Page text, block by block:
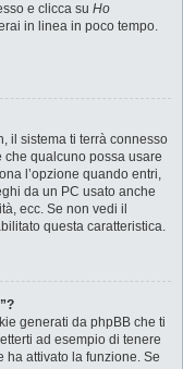
e clicca su Ho
in linea in poco tempo.
il sistema ti terrà connesso
che qualcuno possa usare
l’opzione quando entri,
da un PC usato anche
ecc. Se non vedi il
questa caratteristica.
generati da phpBB che ti
ad esempio di tenere
ha attivato la funzione. Se